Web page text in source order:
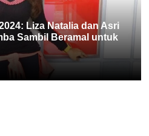
Liza Natalia dan Asri
Sambil Beramal untuk